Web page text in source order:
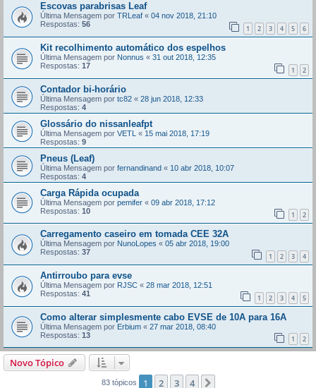
Escovas parabrisas Leaf
Última Mensagem por TRLeaf « 04 nov 2018, 21:10
Respostas: 56 1 2 3 4 5 6
Kit recolhimento automático dos espelhos
Última Mensagem por Nonnus « 31 out 2018, 12:35
Respostas: 17 1 2
Contador bi-horário
Última Mensagem por tc82 « 28 jun 2018, 12:33
Respostas: 4
Glossário do nissanleafpt
Última Mensagem por VETL « 15 mai 2018, 17:19
Respostas: 9
Pneus (Leaf)
Última Mensagem por fernandinand « 10 abr 2018, 10:07
Respostas: 4
Carga Rápida ocupada
Última Mensagem por pemifer « 09 abr 2018, 17:12
Respostas: 10 1 2
Carregamento caseiro em tomada CEE 32A
Última Mensagem por NunoLopes « 05 abr 2018, 19:00
Respostas: 37 1 2 3 4
Antirroubo para evse
Última Mensagem por RJSC « 28 mar 2018, 12:51
Respostas: 41 1 2 3 4 5
Como alterar simplesmente cabo EVSE de 10A para 16A
Última Mensagem por Erbium « 27 mar 2018, 08:40
Respostas: 13 1 2
Novo Tópico
83 tópicos 1 2 3 4